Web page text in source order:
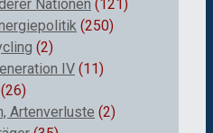
Nationen (121)
(250)
(2)
IV (11)
(26)
Artenverluste (2)